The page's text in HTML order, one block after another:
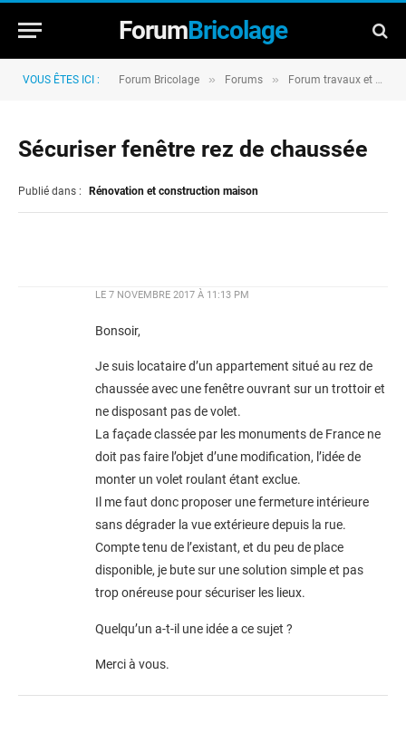
ForumBricolage
VOUS ÊTES ICI : Forum Bricolage » Forums » Forum travaux et rénovation
Sécuriser fenêtre rez de chaussée
Publié dans : Rénovation et construction maison
LE 7 NOVEMBRE 2017 À 11:13 PM
Bonsoir,
Je suis locataire d’un appartement situé au rez de
chaussée avec une fenêtre ouvrant sur un trottoir et
ne disposant pas de volet.
La façade classée par les monuments de France ne
doit pas faire l’objet d’une modification, l’idée de
monter un volet roulant étant exclue.
Il me faut donc proposer une fermeture intérieure
sans dégrader la vue extérieure depuis la rue.
Compte tenu de l’existant, et du peu de place
disponible, je bute sur une solution simple et pas
trop onéreuse pour sécuriser les lieux.
Quelqu’un a-t-il une idée a ce sujet ?
Merci à vous.